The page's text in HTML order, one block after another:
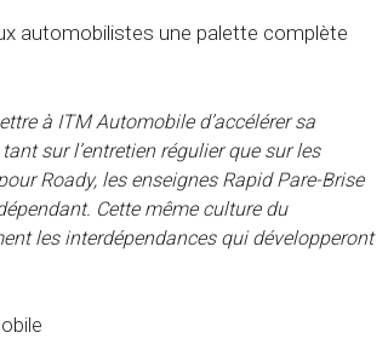
automobilistes une palette complète
à ITM Automobile d’accélérer sa
sur l’entretien régulier que sur les
Roady, les enseignes Rapid Pare-Brise
Cette même culture du
les interdépendances qui développeront